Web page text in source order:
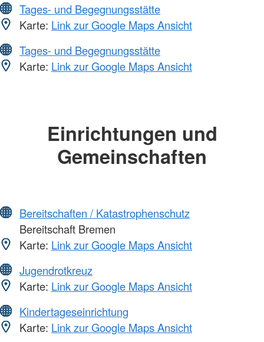
Tages- und Begegnungsstätte
Karte: Link zur Google Maps Ansicht
Tages- und Begegnungsstätte
Karte: Link zur Google Maps Ansicht
Einrichtungen und
Gemeinschaften
Bereitschaften / Katastrophenschutz
Bereitschaft Bremen
Karte: Link zur Google Maps Ansicht
Jugendrotkreuz
Karte: Link zur Google Maps Ansicht
Kindertageseinrichtung
Karte: Link zur Google Maps Ansicht